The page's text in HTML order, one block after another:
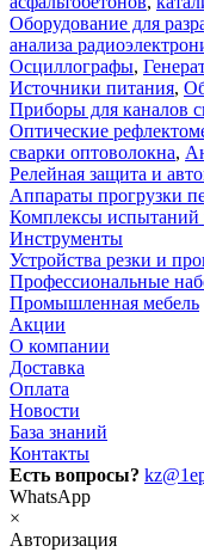
Оборудование для
анализа
Осциллографы,
Источники питания,
Приборы для каналов
Оптические
сварки оптоволокна,
Релейная защита и
Аппараты прогрузки
Комплексы испытаний
Инструменты
Устройства резки и
Профессиональные
Промышленная мебель
Акции
О компании
Доставка
Оплата
Новости
База знаний
Контакты
Есть вопросы?
WhatsApp
×
Авторизация